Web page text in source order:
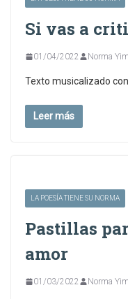
Si vas a
01/04/2022 Norma Yim
Texto musicalizado
Leer más
LA POESÍA TIENE SU NORMA
Pastillas
amor
01/03/2022 Norma Yim